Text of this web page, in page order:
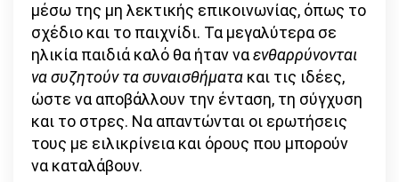
μέσω της μη λεκτικής επικοινωνίας, όπως το
σχέδιο και το παιχνίδι. Τα μεγαλύτερα σε
ηλικία παιδιά καλό θα ήταν ναενθαρρύνονται
να συζητούν τα συναισθήματα και τις ιδέες,
ώστε να αποβάλλουν την ένταση, τη σύγχυση
και το στρες. Να απαντώνται οι ερωτήσεις
τους με ειλικρίνεια και όρους που μπορούν
να καταλάβουν.